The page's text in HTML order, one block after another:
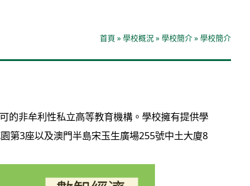
首頁 » 學校概況» 學校簡介» 學校簡介
非牟利性私立高等教育機構。學校擁有提供學
第3座以及澳門半島宋玉生廣場255號中土大廈8